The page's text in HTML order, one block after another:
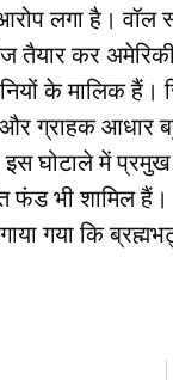
लगा है। वॉल
कर
के मालिक हैं।
ग्राहक
घोटाले में प्रमुख
भी शामिल हैं।
गया कि